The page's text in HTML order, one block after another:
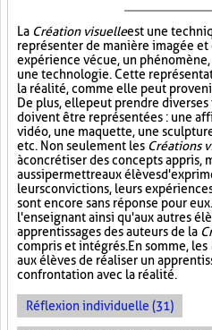
La Création visuelleest une
représenter de manière imagée
expérience vécue, un
une technologie. Cette
la réalité, comme elle peut
De plus, elle peut prendre
doivent être représentées : une
vidéo, une maquette, une
etc. Non seulement les Créations
à concrétiser des concepts appris,
aussi permettre aux élèves
leurs convictions, leurs
sont encore sans réponse pour
l'enseignant ainsi qu'aux autres
apprentissages des auteurs de la
compris et intégrés. En somme, les
aux élèves de réaliser un
confrontation avec la réalité.
Réflexion individuelle (31)